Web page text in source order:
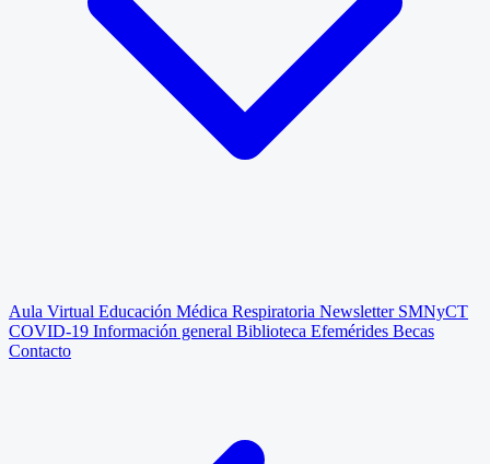
Aula Virtual Educación Médica Respiratoria Newsletter SMNyCT
COVID-19 Información general Biblioteca Efemérides Becas
Contacto